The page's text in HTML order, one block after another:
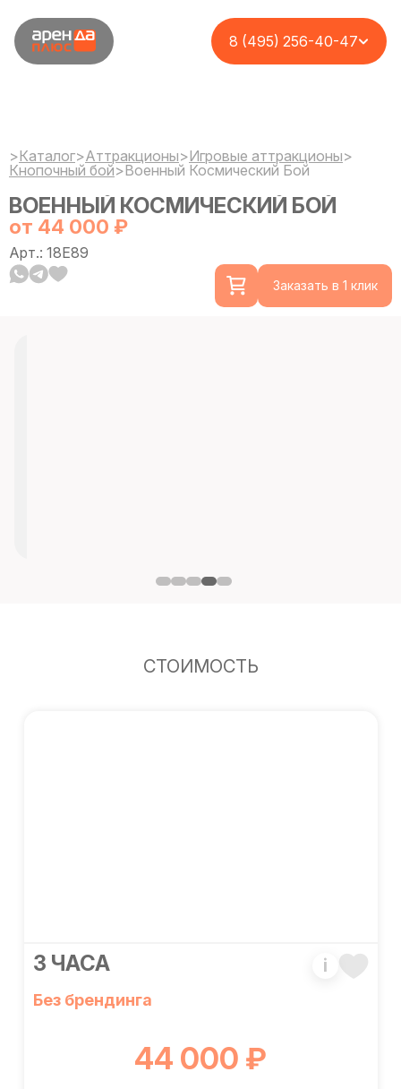
8 (495) 256-40-47
>Каталог>Аттракционы>Игровые аттракционы>
Кнопочный бой>Военный Космический Бой
ВОЕННЫЙ КОСМИЧЕСКИЙ БОЙ
от 44 000 ₽
Арт.: 18E89
Заказать в 1 клик
СТОИМОСТЬ
3 ЧАСА i
Без брендинга
44 000 ₽